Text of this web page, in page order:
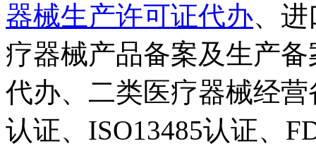
器械生产许可证代办、
疗器械产品备案及生产
代办、二类医疗器械经
认证、ISO13485认证、